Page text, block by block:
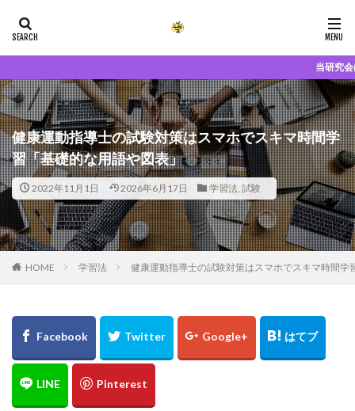
当研究会は「健康運動指導
健康運動指導士の試験対策はスマホでスキマ時間学
習「基礎的な用語や図表」
2022年11月1日 2026年6月17日 学習法, 試験
HOME 学習法 健康運動指導士の試験対策はスマホでスキマ時間学